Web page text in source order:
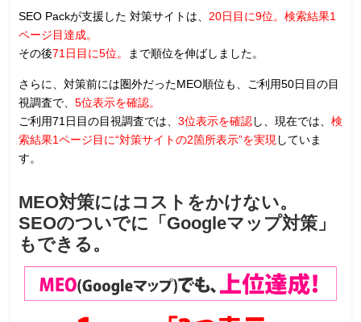
SEO Packが支援した 対策サイトは、 20日目に9位。検索結果1
ページ目達成。
その後71日目に5位。 まで順位を伸ばしました。
さらに、対策前には圏外だったMEO順位も、ご利用50日目の目
視調査で、 5位表示を確認。
ご利用71日目の目視調査では、 3位表示を確認し、 現在では、 検
索結果1ページ目に“対策サイトの2箇所表示”を実現していま
す。
MEO対策にはコストをかけない。
SEOのついでに「Googleマップ対策」
もできる。